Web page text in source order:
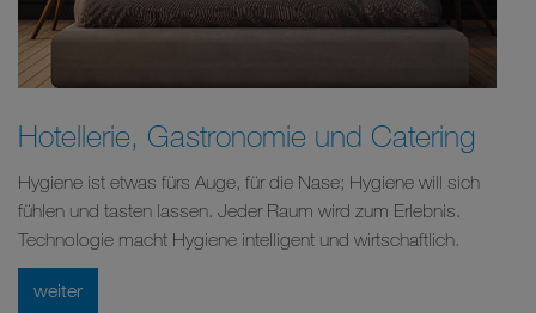
Hotellerie, Gastronomie und Catering
Hygiene ist etwas fürs Auge, für die Nase; Hygiene will sich
fühlen und tasten lassen. Jeder Raum wird zum Erlebnis.
Technologie macht Hygiene intelligent und wirtschaftlich.
weiter